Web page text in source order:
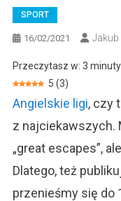
SPORT
16/02/2021 Jakub
Przeczytasz w: 3 minuty
5 (3)
Angielskie ligi, czy
z najciekawszych.
„great escapes”,
Dlatego, też
przenieśmy się do